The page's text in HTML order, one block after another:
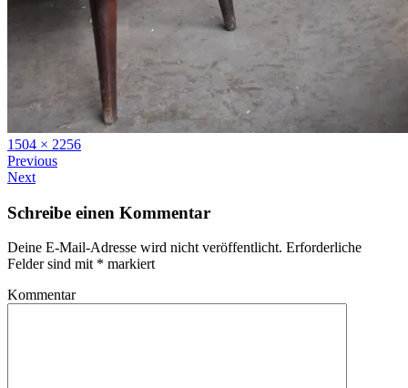
Full
size
1504 × 2256
Previous
Next
Schreibe einen Kommentar
Deine E-Mail-Adresse wird nicht veröffentlicht. Erforderliche
Felder sind mit * markiert
Kommentar